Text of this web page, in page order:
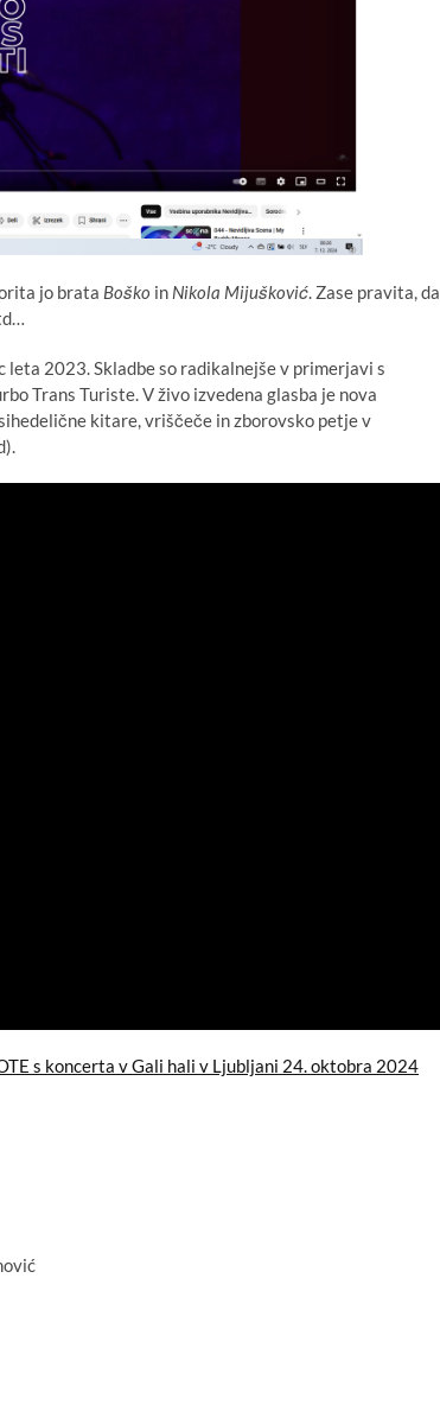
jo brata Boško in Nikola Mijušković. Zase pravita, da
2023. Skladbe so radikalnejše v primerjavi s
Trans Turiste. V živo izvedena glasba je nova
kitare, vriščeče in zborovsko petje v
s koncerta v Gali hali v Ljubljani 24. oktobra 2024